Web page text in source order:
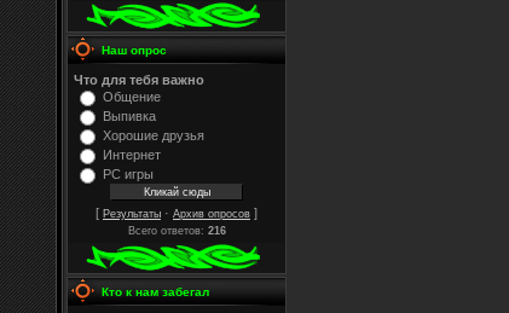
Наш опрос
Что для тебя важно
Общение
Выпивка
Хорошие друзья
Интернет
PC игры
[ Результаты · Архив опросов ]
Всего ответов: 216
Кто к нам забегал